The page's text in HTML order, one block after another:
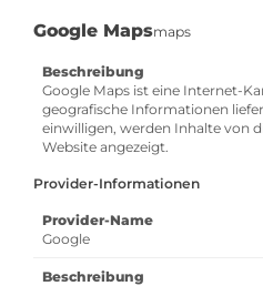
Google Mapsmaps
Beschreibung
Google Maps ist eine Internet-
geografische Informationen
einwilligen, werden Inhalte von
Website angezeigt.
Provider-Informationen
Provider-Name
Google
Beschreibung